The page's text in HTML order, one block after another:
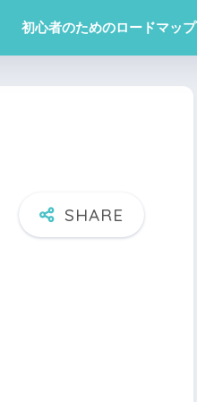
初心者のためのロードマップ